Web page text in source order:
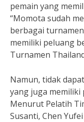
pemain yang
“Momota sudah
berbagai
memiliki peluang
Turnamen
Namun, tidak
yang juga
Menurut Pelatih
Susanti, Chen